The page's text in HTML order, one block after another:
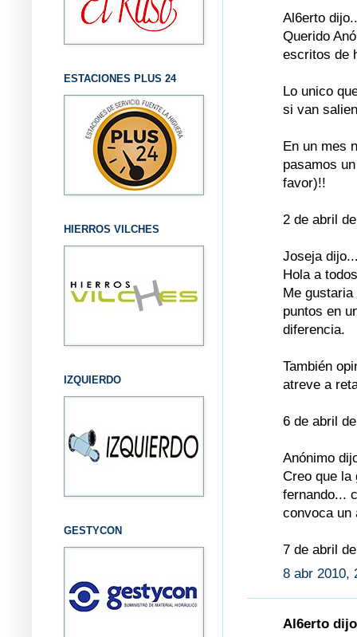
Al6erto
Querido
escritos de
Lo unico
si van
En un mes
pasamos
favor)!!
2 de abril
Joseja
Hola a
Me
puntos en
diferencia.
También
atreve a
6 de abril
Anónimo
Creo que la
fernando...
convoca un
7 de abril
8 abr 2010,
Al6erto
ESTACIONES PLUS 24
HIERROS VILCHES
IZQUIERDO
GESTYCON